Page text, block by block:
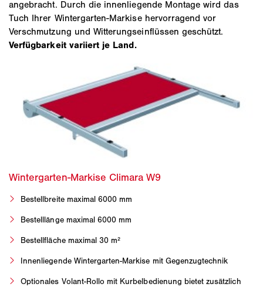
angebracht. Durch die innenliegende Montage wird das
Tuch Ihrer Wintergarten-Markise hervorragend vor
Verschmutzung und Witterungseinflüssen geschützt.
Verfügbarkeit variiert je Land.
Bestellbreite maximal 6000 mm
Bestelllänge maximal 6000 mm
Bestellfläche maximal 30 m²
Innenliegende Wintergarten-Markise mit Gegenzugtechnik
Optionales Volant-Rollo mit Kurbelbedienung bietet zusätzlich